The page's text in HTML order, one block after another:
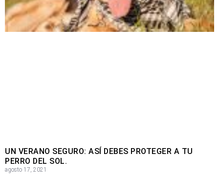
UN VERANO SEGURO: ASÍ DEBES PROTEGER A TU
PERRO DEL SOL.
agosto 17, 2021